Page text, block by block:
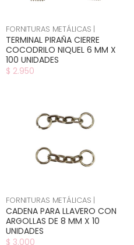
FORNITURAS METÁLICAS |
TERMINAL PIRAÑA CIERRE
COCODRILO NIQUEL 6 MM X
100 UNIDADES
$ 2.950
FORNITURAS METÁLICAS |
CADENA PARA LLAVERO CON
ARGOLLAS DE 8 MM X 10
UNIDADES
$ 3.000